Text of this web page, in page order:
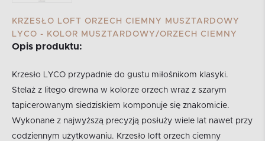
KRZESŁO LOFT ORZECH CIEMNY MUSZTARDOWY
LYCO - KOLOR MUSZTARDOWY/ORZECH CIEMNY
Opis produktu:
Krzesło LYCO przypadnie do gustu miłośnikom klasyki.
Stelaż z litego drewna w kolorze orzech wraz z szarym
tapicerowanym siedziskiem komponuje się znakomicie.
Wykonane z najwyższą precyzją posłuży wiele lat nawet przy
codziennym użytkowaniu. Krzesło loft orzech ciemny